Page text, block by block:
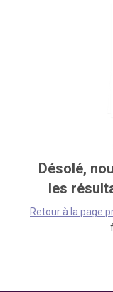
Désolé,
les
Retour à la page